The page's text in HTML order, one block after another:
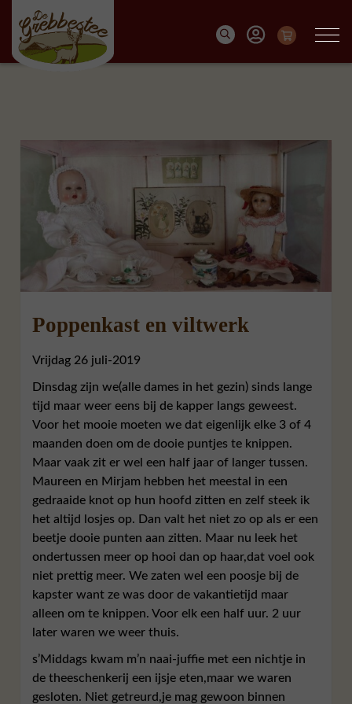
Poppenkast en viltwerk
Vrijdag 26 juli-2019
Dinsdag zijn we(alle dames in het gezin) sinds lange
tijd maar weer eens bij de kapper langs geweest.
Voor het mooie moeten we dat eigenlijk elke 3 of 4
maanden doen om de dooie puntjes te knippen.
Maar vaak zit er wel een half jaar of langer tussen.
Maureen en Mirjam hebben het meestal in een
gedraaide knot op hun hoofd zitten en zelf steek ik
het altijd losjes op. Dan valt het niet zo op als er een
beetje dooie punten aan zitten. Maar nu leek het
ondertussen meer op hooi dan op haar,dat voel ook
niet prettig meer. We zaten wel een poosje bij de
kapster want ze was door de vakantietijd maar
alleen om te knippen. Voor elk een half uur. 2 uur
later waren we weer thuis.
s’Middags kwam m’n naai-juffie met een nichtje in
de theeschenkerij een ijsje eten,maar we waren
gesloten. Niet getreurd,je mag gewoon binnen